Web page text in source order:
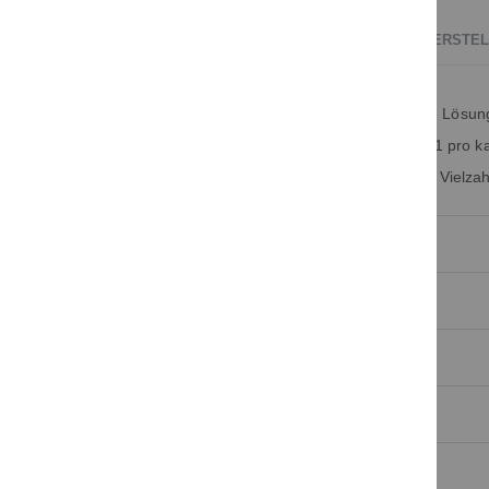
Der NOLTA Schwimmschalter N1 pro ist die ideale
Grubenentwässerungen. Der Schwimmschalter N1
"proResist" Kabel ausgestattet, und somit in einer